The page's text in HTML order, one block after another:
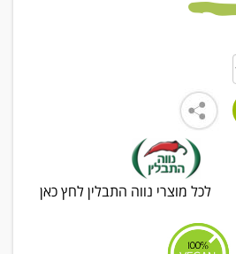
לכל מוצרי נווה התבלין לחץ כאן